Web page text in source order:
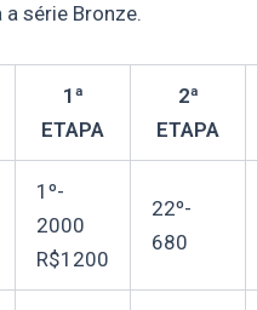
série Bronze.
1ª
ETAPA
2ª
ETAPA
1º-
2000
R$1200
22º-
680